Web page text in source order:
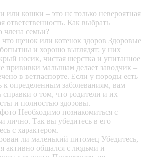
или кошки – это не только невероятная
ответственность. Как выбрать
члена семьи?
что щенок или котенок здоров Здоровые
и хорошо выглядят: у них
носик, чистая шерстка и упитанное
прививки малышам делает заводчик –
в ветпаспорте. Если у породы есть
к определенным заболеваниям, вам
о том, что родители и их
и полностью здоровы.
Необходимо познакомиться с
лично. Так вы убедитесь в его
с характером.
ли маленький питомец Убедитесь,
активно общался с людьми и